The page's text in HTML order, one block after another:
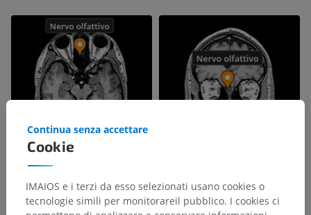
Cookie
Continua senza accettare
IMAIOS e i terzi da esso selezionati usano cookies o
tecnologie simili per monitorareil pubblico. I cookies ci